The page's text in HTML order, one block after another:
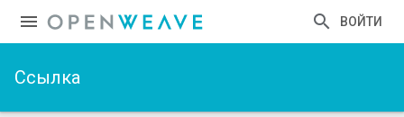
ВОЙТИ
Ссылка